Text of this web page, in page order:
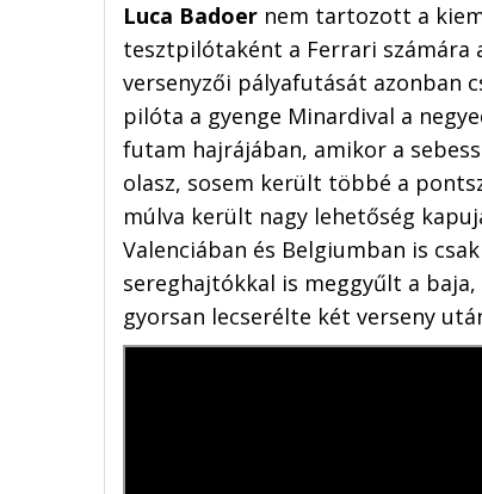
Luca Badoer nem tartozott a
tesztpilótaként a Ferrari számára
versenyzői pályafutását azonban
pilóta a gyenge Minardival a
futam hajrájában, amikor a
olasz, sosem került többé a
múlva került nagy lehetőség
Valenciában és Belgiumban is
sereghajtókkal is meggyűlt a
gyorsan lecserélte két verseny